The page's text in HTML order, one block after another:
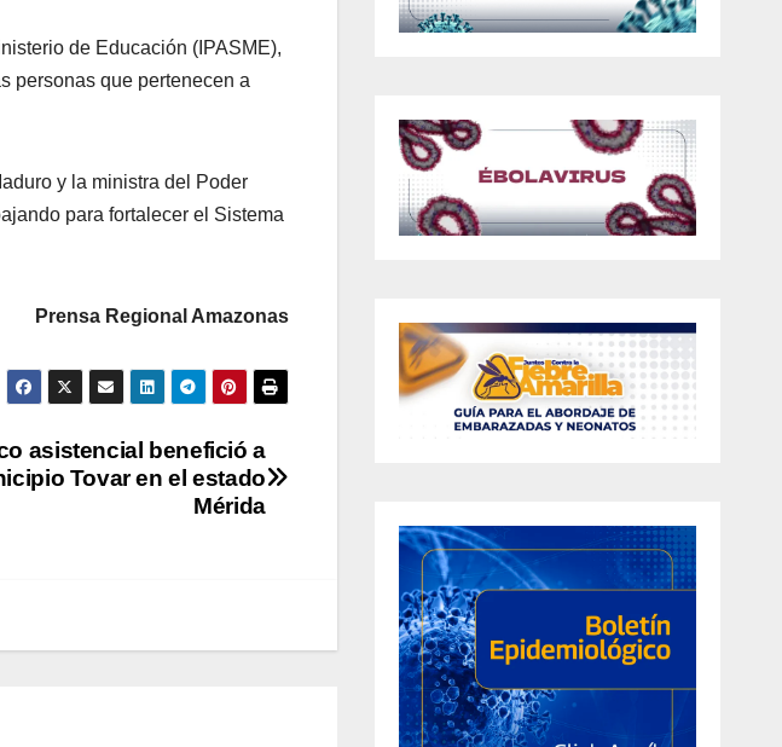
de Educación (IPASME),
personas que pertenecen a
y la ministra del Poder
para fortalecer el Sistema
Prensa Regional Amazonas
asistencial benefició a
Tovar en el estado
Mérida